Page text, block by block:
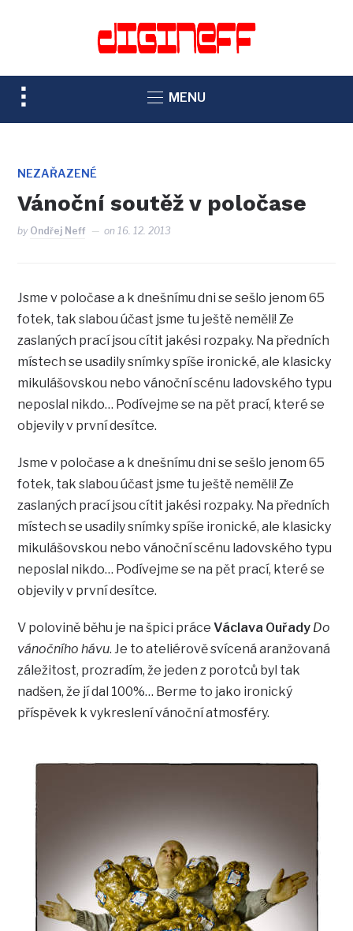
TOGGLE
SIDEBAR
NAVIGATION
MENU
NEZAŘAZENÉ
Vánoční soutěž v poločase
by Ondřej Neff on16. 12. 2013
Jsme v poločase a k dnešnímu dni se sešlo jenom 65
fotek, tak slabou účast jsme tu ještě neměli! Ze
zaslaných prací jsou cítit jakési rozpaky. Na předních
místech se usadily snímky spíše ironické, ale klasicky
mikulášovskou nebo vánoční scénu ladovského typu
neposlal nikdo… Podívejme se na pět prací, které se
objevily v první desítce.
Jsme v poločase a k dnešnímu dni se sešlo jenom 65
fotek, tak slabou účast jsme tu ještě neměli! Ze
zaslaných prací jsou cítit jakési rozpaky. Na předních
místech se usadily snímky spíše ironické, ale klasicky
mikulášovskou nebo vánoční scénu ladovského typu
neposlal nikdo… Podívejme se na pět prací, které se
objevily v první desítce.
V polovině běhu je na špici práceVáclava Ouřady Do
vánočního hávu. Je to ateliérově svícená aranžovaná
záležitost, prozradím, že jeden z porotců byl tak
nadšen, že jí dal 100%… Berme to jako ironický
příspěvek k vykreslení vánoční atmosféry.